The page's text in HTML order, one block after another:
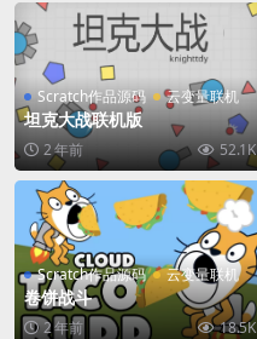
Scratch作品源码 云变量联机
坦克大战联机版
2 年前 52.1K
Scratch作品源码 云变量联机
卷饼战斗
2 年前 18.5K